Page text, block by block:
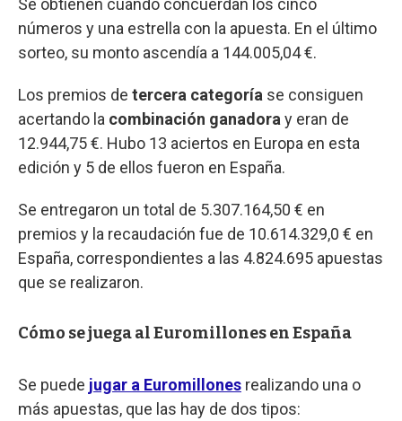
Se obtienen cuando concuerdan los cinco
números y una estrella con la apuesta. En el último
sorteo, su monto ascendía a 144.005,04 €.
Los premios de tercera categoría se consiguen
acertando la combinación ganadora y eran de
12.944,75 €. Hubo 13 aciertos en Europa en esta
edición y 5 de ellos fueron en España.
Se entregaron un total de 5.307.164,50 € en
premios y la recaudación fue de 10.614.329,0 € en
España, correspondientes a las 4.824.695 apuestas
que se realizaron.
Cómo se juega al Euromillones en España
Se puede jugar a Euromillones realizando una o
más apuestas, que las hay de dos tipos: